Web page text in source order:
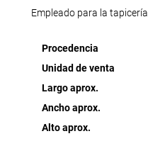
Empleado para la
Procedencia
Unidad de venta
Largo aprox.
Ancho aprox.
Alto aprox.